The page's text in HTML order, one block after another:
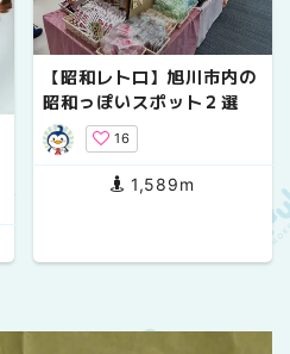
【昭和レトロ】旭川市内の
昭和っぽいスポット２選
16
1,589m